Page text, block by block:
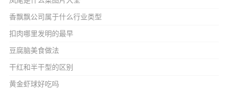
香飘飘公司属于什么行业类型
扣肉哪里发明的最早
豆腐脑美食做法
干红和半干型的区别
黄金虾球好吃吗